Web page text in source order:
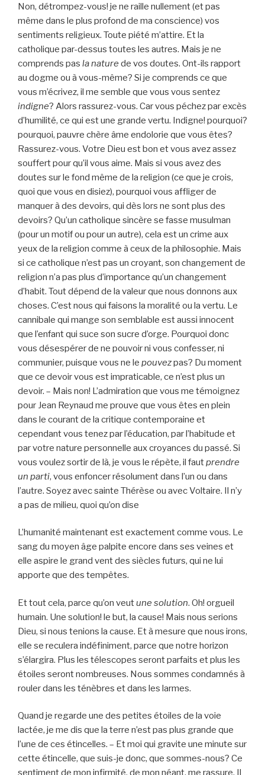
Non, détrompez-vous! je ne raille nullement (et pas
même dans le plus profond de ma conscience) vos
sentiments religieux. Toute piété m’attire. Et la
catholique par-dessus toutes les autres. Mais je ne
comprends pas la nature de vos doutes. Ont-ils rapport
au dogme ou à vous-même? Si je comprends ce que
vous m’écrivez, il me semble que vous vous sentez
indigne? Alors rassurez-vous. Car vous péchez par excès
d’humilité, ce qui est une grande vertu. Indigne! pourquoi?
pourquoi, pauvre chère âme endolorie que vous êtes?
Rassurez-vous. Votre Dieu est bon et vous avez assez
souffert pour qu’il vous aime. Mais si vous avez des
doutes sur le fond même de la religion (ce que je crois,
quoi que vous en disiez), pourquoi vous affliger de
manquer à des devoirs, qui dès lors ne sont plus des
devoirs? Qu’un catholique sincère se fasse musulman
(pour un motif ou pour un autre), cela est un crime aux
yeux de la religion comme à ceux de la philosophie. Mais
si ce catholique n’est pas un croyant, son changement de
religion n’a pas plus d’importance qu’un changement
d’habit. Tout dépend de la valeur que nous donnons aux
choses. C’est nous qui faisons la moralité ou la vertu. Le
cannibale qui mange son semblable est aussi innocent
que l’enfant qui suce son sucre d’orge. Pourquoi donc
vous désespérer de ne pouvoir ni vous confesser, ni
communier, puisque vous ne le pouvezpas? Du moment
que ce devoir vous est impraticable, ce n’est plus un
devoir. – Mais non! L’admiration que vous me témoignez
pour Jean Reynaud me prouve que vous êtes en plein
dans le courant de la critique contemporaine et
cependant vous tenez par l’éducation, par l’habitude et
par votre nature personnelle aux croyances du passé. Si
vous voulez sortir de là, je vous le répète, il fautprendre
un parti, vous enfoncer résolument dans l’un ou dans
l’autre. Soyez avec sainte Thérèse ou avec Voltaire. Il n’y
a pas de milieu, quoi qu’on dise
L’humanité maintenant est exactement comme vous. Le
sang du moyen âge palpite encore dans ses veines et
elle aspire le grand vent des siècles futurs, qui ne lui
apporte que des tempêtes.
Et tout cela, parce qu’on veutune solution. Oh! orgueil
humain. Une solution! le but, la cause! Mais nous serions
Dieu, si nous tenions la cause. Et à mesure que nous irons,
elle se reculera indéfiniment, parce que notre horizon
s’élargira. Plus les télescopes seront parfaits et plus les
étoiles seront nombreuses. Nous sommes condamnés à
rouler dans les ténèbres et dans les larmes.
Quand je regarde une des petites étoiles de la voie
lactée, je me dis que la terre n’est pas plus grande que
l’une de ces étincelles. – Et moi qui gravite une minute sur
cette étincelle, que suis-je donc, que sommes-nous? Ce
sentiment de mon infirmité, de mon néant, me rassure. Il